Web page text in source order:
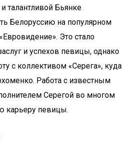
талантливой Бьянке
Белоруссию на популярном
Это стало
и успехов певицы, однако
с коллективом «Серега», куда
Работа с известным
Серегой во многом
карьеру певицы.